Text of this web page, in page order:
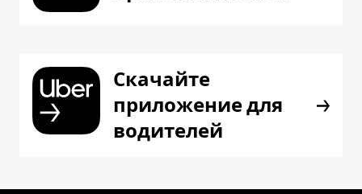
Скачайте
приложение для
водителей